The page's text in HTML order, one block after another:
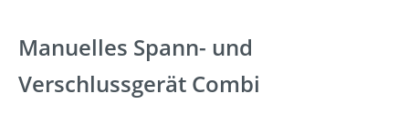
Manuelles Spann- und
Verschlussgerät Combi